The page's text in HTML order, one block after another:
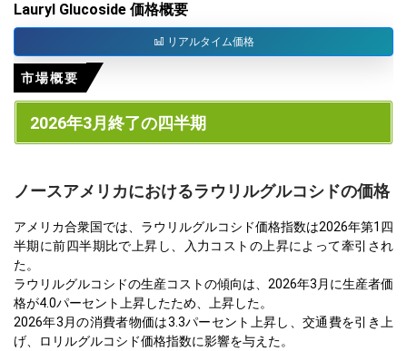
Lauryl Glucoside 価格概要
リアルタイム価格
市場概要
2026年3月終了の四半期
ノースアメリカにおけるラウリルグルコシドの価格
アメリカ合衆国では、ラウリルグルコシド価格指数は2026年第1四
半期に前四半期比で上昇し、入力コストの上昇によって牽引され
た。
ラウリルグルコシドの生産コストの傾向は、2026年3月に生産者価
格が4.0パーセント上昇したため、上昇した。
2026年3月の消費者物価は3.3パーセント上昇し、交通費を引き上
げ、ロリルグルコシド価格指数に影響を与えた。